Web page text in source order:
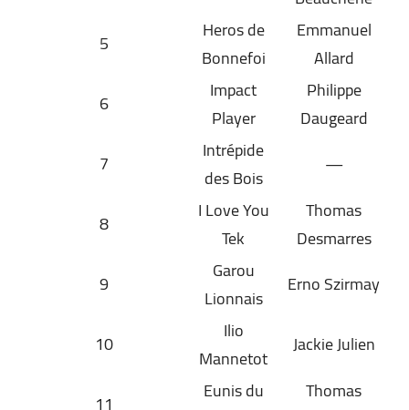
5
Heros de
Bonnefoi
Emmanuel
Allard
6
Impact
Player
Philippe
Daugeard
7
Intrépide
des Bois
—
8
I Love You
Tek
Thomas
Desmarres
9
Garou
Lionnais
Erno Szirmay
10
Ilio
Mannetot
Jackie Julien
11
Eunis du
Thomas